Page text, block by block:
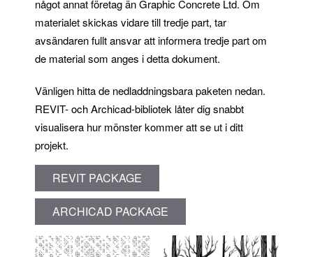
något annat företag än Graphic Concrete Ltd. Om
materialet skickas vidare till tredje part, tar
avsändaren fullt ansvar att informera tredje part om
de material som anges i detta dokument.
Vänligen hitta de nedladdningsbara paketen nedan.
REVIT- och Archicad-bibliotek låter dig snabbt
visualisera hur mönster kommer att se ut i ditt
projekt.
REVIT PACKAGE
ARCHICAD PACKAGE